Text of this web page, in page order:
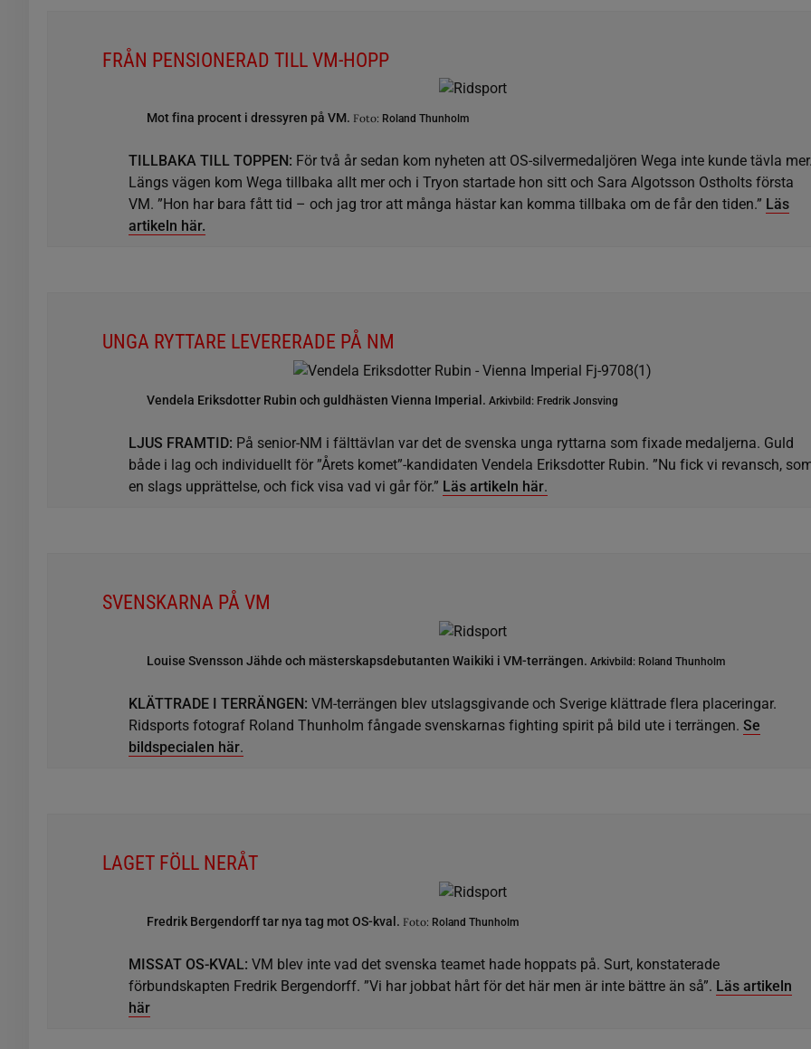
FRÅN PENSIONERAD TILL VM-HOPP
Mot fina procent i dressyren på VM. Foto: Roland Thunholm
TILLBAKA TILL TOPPEN: För två år sedan kom nyheten att OS-silvermedaljören Wega inte kunde tävla
Längs vägen kom Wega tillbaka allt mer och i Tryon startade hon sitt och Sara Algotsson Ostholts första
VM. ”Hon har bara fått tid – och jag tror att många hästar kan komma tillbaka om de får den tiden.” Läs
artikeln här.
UNGA RYTTARE LEVERERADE PÅ NM
Vendela Eriksdotter Rubin och guldhästen Vienna Imperial.Arkivbild: Fredrik Jonsving
LJUS FRAMTID: På senior-NM i fälttävlan var det de svenska unga ryttarna som fixade medaljerna. Guld
både i lag och individuellt för ”Årets komet”-kandidaten Vendela Eriksdotter Rubin. ”Nu fick vi revansch,
en slags upprättelse, och fick visa vad vi går för.” Läs artikeln här.
SVENSKARNA PÅ VM
Louise Svensson Jähde och mästerskapsdebutanten Waikiki i VM-terrängen.Arkivbild: Roland Thunholm
KLÄTTRADE I TERRÄNGEN:VM-terrängen blev utslagsgivande och Sverige klättrade flera placeringar.
Ridsports fotograf Roland Thunholm fångade svenskarnas fighting spirit på bild ute i terrängen.Se
bildspecialen här.
LAGET FÖLL NERÅT
Fredrik Bergendorff tar nya tag mot OS-kval. Foto: Roland Thunholm
MISSAT OS-KVAL: VM blev inte vad det svenska teamet hade hoppats på. Surt, konstaterade
förbundskapten Fredrik Bergendorff. ”Vi har jobbat hårt för det här men är inte bättre än så”. Läs artikeln
här